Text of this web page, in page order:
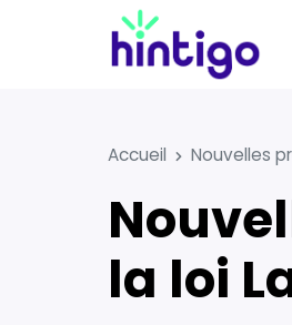
Accueil Nouvelles
Nouvelles propositions pour la reformulation de
la loi